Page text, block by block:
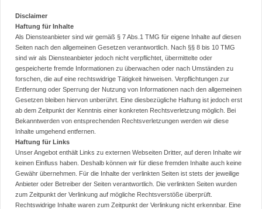
Disclaimer
Haftung für Inhalte
Als Diensteanbieter sind wir gemäß § 7 Abs.1 TMG für eigene Inhalte auf diesen
Seiten nach den allgemeinen Gesetzen verantwortlich. Nach §§ 8 bis 10 TMG
sind wir als Diensteanbieter jedoch nicht verpflichtet, übermittelte oder
gespeicherte fremde Informationen zu überwachen oder nach Umständen zu
forschen, die auf eine rechtswidrige Tätigkeit hinweisen. Verpflichtungen zur
Entfernung oder Sperrung der Nutzung von Informationen nach den allgemeinen
Gesetzen bleiben hiervon unberührt. Eine diesbezügliche Haftung ist jedoch erst
ab dem Zeitpunkt der Kenntnis einer konkreten Rechtsverletzung möglich. Bei
Bekanntwerden von entsprechenden Rechtsverletzungen werden wir diese
Inhalte umgehend entfernen.
Haftung für Links
Unser Angebot enthält Links zu externen Webseiten Dritter, auf deren Inhalte wir
keinen Einfluss haben. Deshalb können wir für diese fremden Inhalte auch keine
Gewähr übernehmen. Für die Inhalte der verlinkten Seiten ist stets der jeweilige
Anbieter oder Betreiber der Seiten verantwortlich. Die verlinkten Seiten wurden
zum Zeitpunkt der Verlinkung auf mögliche Rechtsverstöße überprüft.
Rechtswidrige Inhalte waren zum Zeitpunkt der Verlinkung nicht erkennbar. Eine